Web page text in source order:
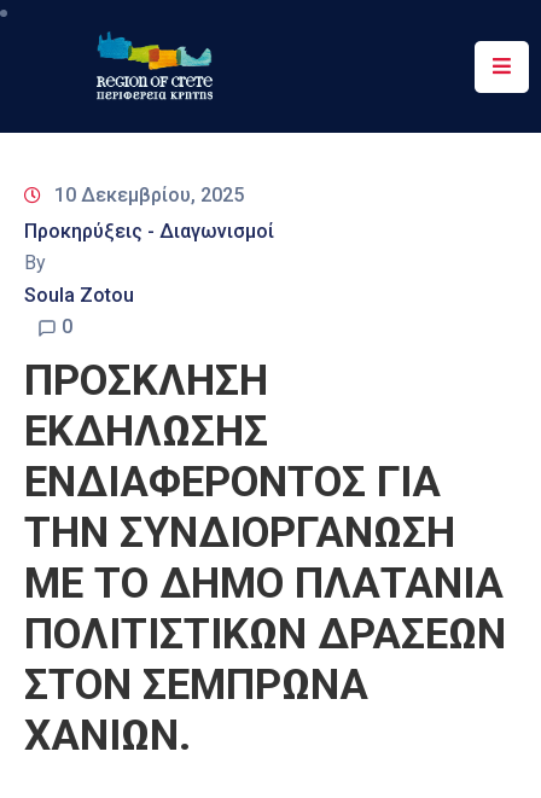
Περιφέρεια
&
Δράσεις
Ψηφιακές
Επικοινωνία
10 Δεκεμβρίου, 2025
Προκηρύξεις - Διαγωνισμοί
By
Soula Zotou
0
ΠΡΟΣΚΛΗΣΗ
ΕΚΔΗΛΩΣΗΣ
ΕΝΔΙΑΦΕΡΟΝΤΟΣ ΓΙΑ
ΤΗΝ ΣΥΝΔΙΟΡΓΑΝΩΣΗ
ΜΕ ΤΟ ΔΗΜΟ ΠΛΑΤΑΝΙΑ
ΠΟΛΙΤΙΣΤΙΚΩΝ ΔΡΑΣΕΩΝ
ΣΤΟΝ ΣΕΜΠΡΩΝΑ
ΧΑΝΙΩΝ.